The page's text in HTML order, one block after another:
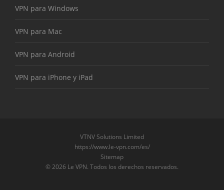
VPN para Windows
VPN para Mac
VPN para Android
VPN para iPhone y iPad
VTNV Solutions Limited
https://www.le-vpn.com/es/
Sitemap
© 2026 Le VPN. Todos los derechos reservados.